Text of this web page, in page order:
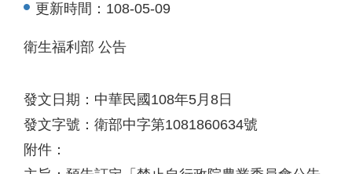
更新時間： 108-05-09
衛生福利部 公告
發文日期：中華民國108年5月8日
發文字號：衛部中字第1081860634號
附件：